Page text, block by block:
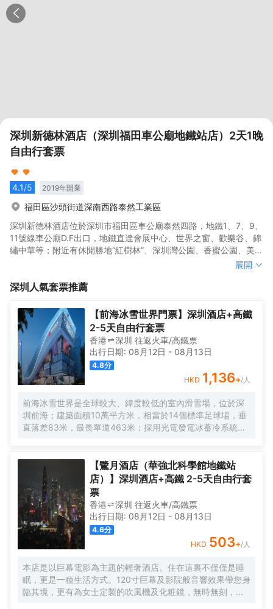
深圳新德林酒店（深圳福田車公廟地鐵站店）2天1晚
自由行套票
4.1/5 2019年開業
福田區沙頭街道深南西路泰然工業區
深圳新德林酒店位於深圳市福田區車公廟泰然四路，地鐵1、7、9、
11號線車公廟D.F出口，地鐵直達會展中心、世界之窗、歡樂谷、錦
繡中華等；附近有休閒勝地“紅樹林”、深圳灣公園、香蜜公園、美食
街——香蜜湖度假村，豐盛町步行商業街、十畝地、KKONE等。
時熱水、空調等設施都有，床上用品每客一換，你可以放心居住。
深圳新德林酒店位於深圳市福田區車公廟泰然四路，地鐵1、7、9、
繡中華等；附近有休閒勝地“紅樹林”、深圳灣公園、香蜜公園、美食
<br>酒店設有各類温馨客房，房間整潔乾淨，衞生舒適，室內24小
時熱水、空調等設施都有，床上用品每客一換，你可以放心居住。
展開
深圳 人氣套票推薦
【前海冰雪世界門票】深圳酒店+高鐵
2-5天自由行套票
香港 深圳 往返火車/高鐵票
出行日期: 08月12日 - 08月13日
4.8分
HKD 1,136+/人
前海冰雪世界是全球較大、緯度較低的室內滑雪場，位於深
圳前海；建築面積10萬平方米，相當於14個標準足球場，垂
直落差83米，最長單道463米‌；採用光電發電冰蓄冷系統，
【鷺月酒店（華強北科學館地鐵站
店）】深圳酒店+高鐵 2-5天自由行套
票
香港 深圳 往返火車/高鐵票
出行日期: 08月12日 - 08月13日
4.6分
HKD 503+/人
本店是以巨幕電影為主題的輕奢酒店。住在這裏不僅僅是睡
眠，更是一種生活方式。120寸巨幕及影院般音響效果帶您身
臨其境，更有為女士定製的吹風機及化粧鏡，無時無刻，呈